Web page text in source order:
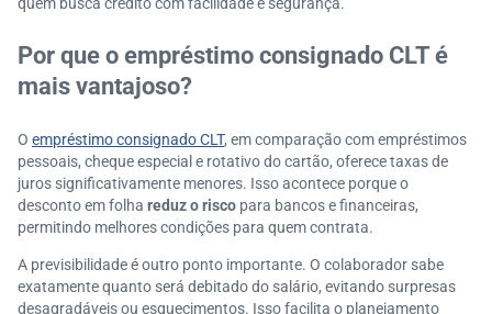
Por que o empréstimo consignado CLT é
mais vantajoso?
O empréstimo consignado CLT, em comparação com empréstimos
pessoais, cheque especial e rotativo do cartão, oferece taxas de
juros significativamente menores. Isso acontece porque o
desconto em folha reduz o risco para bancos e financeiras,
permitindo melhores condições para quem contrata.
A previsibilidade é outro ponto importante. O colaborador sabe
exatamente quanto será debitado do salário, evitando surpresas
desagradáveis ou esquecimentos. Isso facilita o planejamento